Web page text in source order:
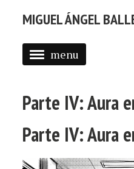
MIGUEL ÁNGEL
menu
PROFESSIONAL
SELECTED WORK
Parte IV: Aura
Parte IV: Aura